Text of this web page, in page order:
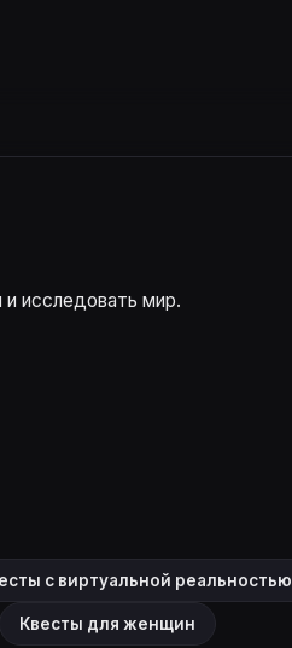
исследовать мир.
с виртуальной реальностью
Квесты для женщин